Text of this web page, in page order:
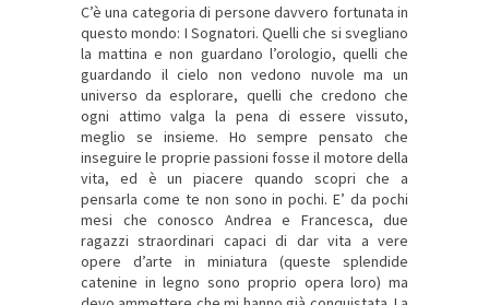
C’è una categoria di persone davvero fortunata in
questo mondo: I Sognatori. Quelli che si svegliano
la mattina e non guardano l’orologio, quelli che
guardando il cielo non vedono nuvole ma un
universo da esplorare, quelli che credono che
ogni attimo valga la pena di essere vissuto,
meglio se insieme. Ho sempre pensato che
inseguire le proprie passioni fosse il motore della
vita, ed è un piacere quando scopri che a
pensarla come te non sono in pochi. E’ da pochi
mesi che conosco Andrea e Francesca, due
ragazzi straordinari capaci di dar vita a vere
opere d’arte in miniatura (queste splendide
catenine in legno sono proprio opera loro) ma